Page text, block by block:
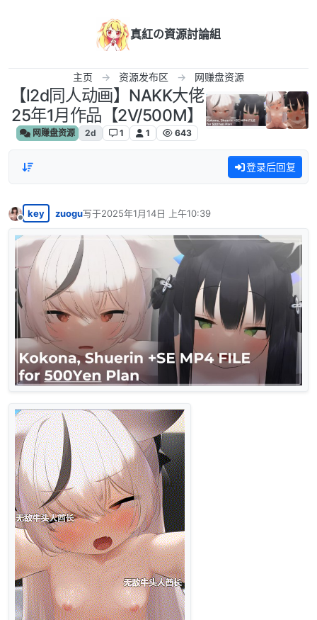
真紅の資源討論組
主页 资源发布区 网赚盘资源
【l2d同人动画】NAKK大佬
25年1月作品【2V/500M】
网赚盘资源 2d 1 1 643
登录后回复
离线
key zuogu写于2025年1月14日 上午10:39
最后由 编辑